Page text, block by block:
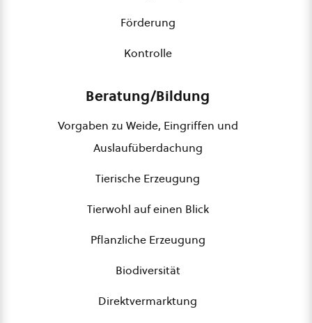
Förderung
Kontrolle
Beratung/Bildung
Vorgaben zu Weide, Eingriffen und
Auslaufüberdachung
Tierische Erzeugung
Tierwohl auf einen Blick
Pflanzliche Erzeugung
Biodiversität
Direktvermarktung